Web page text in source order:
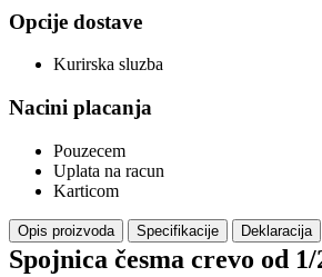
Opcije dostave
Kurirska sluzba
Nacini placanja
Pouzecem
Uplata na racun
Karticom
Opis proizvoda Specifikacije Deklaracija
Spojnica česma crevo od